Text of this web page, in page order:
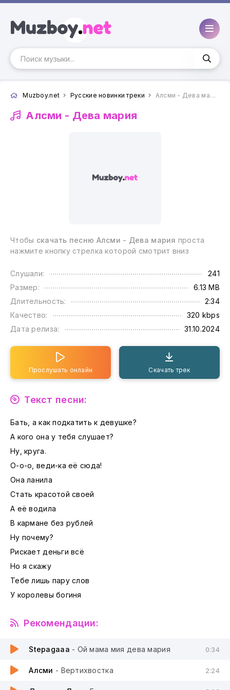
Muzboy.net Русские новинки треки Алсми - Дева мария
Алсми - Дева мария
Чтобы скачать песню Алсми - Дева мария проста
нажмите кнопку стрелка которой смотрит вниз
Слушали:
241
Размер:
6.13 MB
Длительность:
2:34
Качество:
320 kbps
Дата релиза:
31.10.2024
Прослушать онлайн Скачать трек
Текст песни:
Бать, а как подкатить к девушке?
А кого она у тебя слушает?
Ну, круга.
О-о-о, веди-ка её сюда!
Она ланила
Стать красотой своей
А её водила
В кармане без рублей
Ну почему?
Рискает деньги всё
Но я скажу
Тебе лишь пару слов
У королевы богиня
Рекомендации:
Stepagaaa - Ой мама мия дева мария 0:34
Алсми - Вертихвостка 2:24